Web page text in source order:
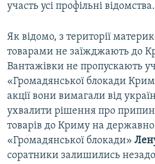
участь усі профільні відомства.
Як відомо, з території
товарами не заїжджають до
Вантажівки не пропускають
«Громадянської блокади
акції вони вимагали від
ухвалити рішення про
товарів до Криму на
«Громадянської блокади»
соратники залишились